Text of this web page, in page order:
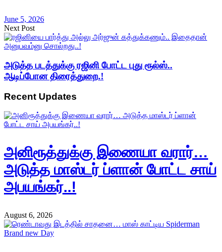
June 5, 2026
Next Post
அடுத்த படத்துக்கு ரஜினி போட்ட புது ரூல்ஸ்..
ஆடிப்போன திரைத்துறை.!
Recent Updates
அனிரூத்துக்கு இணையா வரார்…
அடுத்த மாஸ்டர் ப்ளான் போட்ட சாய்
அபயங்கர்..!
August 6, 2026